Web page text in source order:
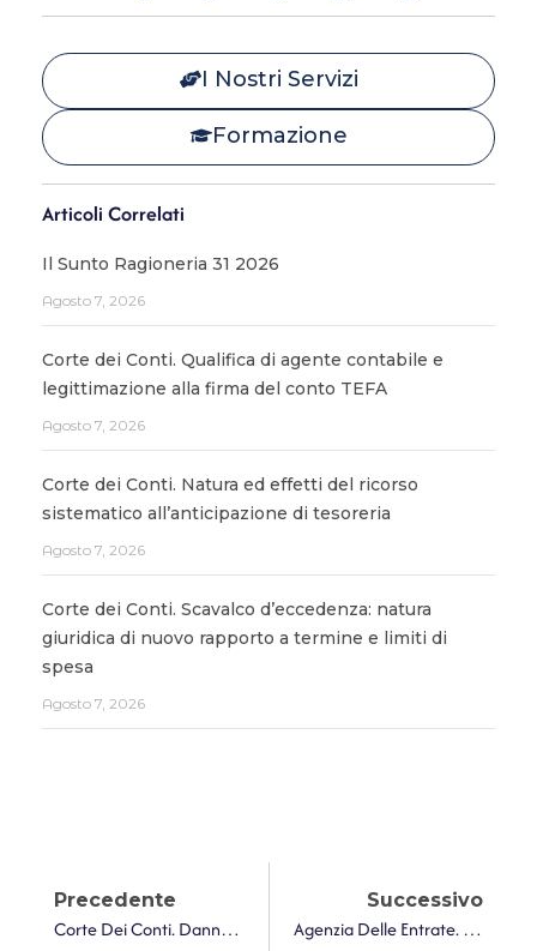
I Nostri Servizi
Formazione
Articoli Correlati
Il Sunto Ragioneria 31 2026
Agosto 7, 2026
Corte dei Conti. Qualifica di agente contabile e
legittimazione alla firma del conto TEFA
Agosto 7, 2026
Corte dei Conti. Natura ed effetti del ricorso
sistematico all’anticipazione di tesoreria
Agosto 7, 2026
Corte dei Conti. Scavalco d’eccedenza: natura
giuridica di nuovo rapporto a termine e limiti di
spesa
Agosto 7, 2026
Precedente
Corte Dei Conti. Danno Erariale: La Corte Condanna La Prosecuzione Di Incarichi Retribuiti Dopo Il Pensionamento
Successivo
Agenzia Delle Entrate. Maggiorazioni Della C.d. TARI Corrispettivo – Trattamento IVA